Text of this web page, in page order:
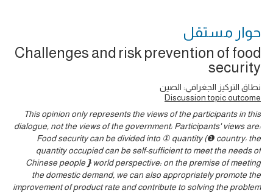
حوار ‎مستقل
Challenges and risk prevention of food
security
نطاق التركيز الجغرافي: الصين
Discussion topic outcome
This opinion only represents the views of the participants in this
dialogue, not the views of the government: Participants' views are:
Food security can be divided into ① quantity (❶ country: the
quantity occupied can be self-sufficient to meet the needs of
Chinese people❵world perspective: on the premise of meeting
the domestic demand, we can also appropriately promote the
improvement of product rate and contribute to solving the problem